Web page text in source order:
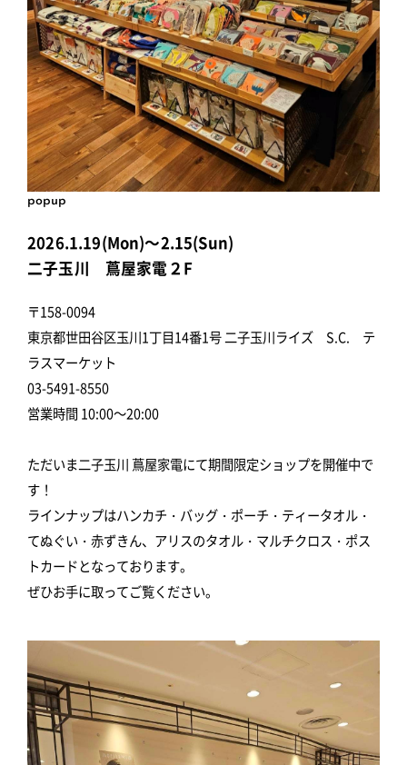
popup
2026.1.19(Mon)～2.15(Sun)
二子玉川 蔦屋家電２F
〒158-0094
東京都世田谷区玉川1丁目14番1号 二子玉川ライズ S.C. テ
ラスマーケット
03-5491-8550
営業時間 10:00～20:00
ただいま二子玉川 蔦屋家電にて期間限定ショップを開催中で
す！
ラインナップはハンカチ・バッグ・ポーチ・ティータオル・
てぬぐい・赤ずきん、アリスのタオル・マルチクロス・ポス
トカードとなっております。
ぜひお手に取ってご覧ください。